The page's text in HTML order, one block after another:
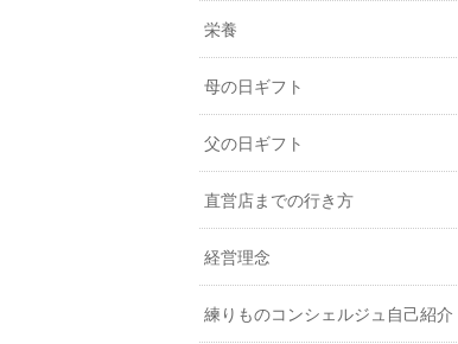
栄養
母の日ギフト
父の日ギフト
直営店までの行き方
経営理念
練りものコンシェルジュ自己紹介